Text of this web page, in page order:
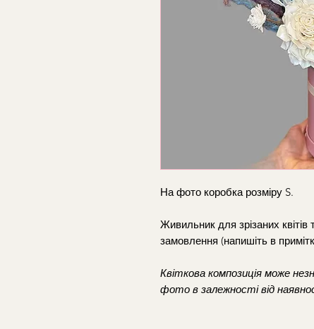
На фото коробка розміру S.
Живильник для зрізаних
замовлення (напишіть в
Квіткова композиція може
фото в залежності від